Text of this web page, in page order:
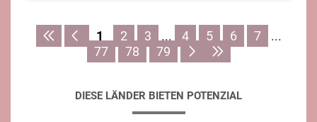
1 2 3 ... 4 5 6 7
...
77
78 79
DIESE LÄNDER BIETEN POTENZIAL